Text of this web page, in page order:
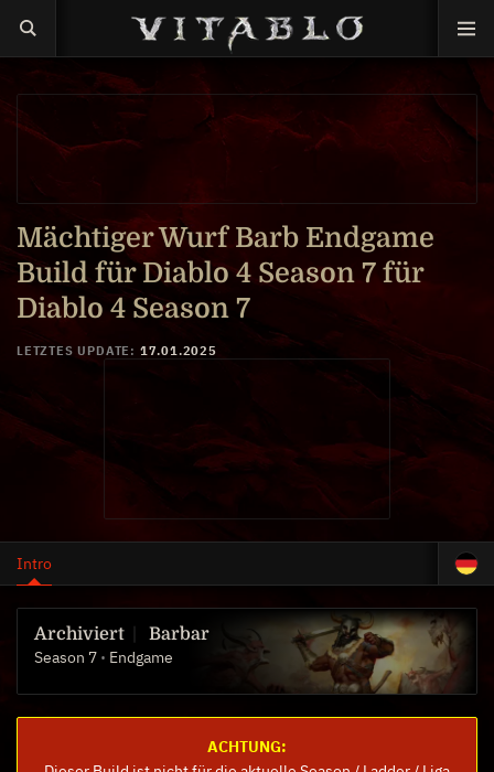
Mächtiger Wurf Barb Endgame
Build für Diablo 4 Season 7 für
Diablo 4 Season 7
LETZTES UPDATE: 17.01.2025
Intro
Barbar
Season 7
Endgame